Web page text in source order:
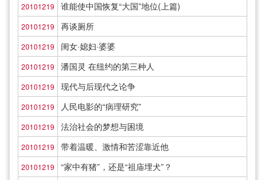
20101219 谁能使中国恢复“大国”地位(上篇)
20101219 再谈厕所
20101219 闺女·媳妇·婆婆
20101219 潘国灵 在纽约的第三种人
20101219 现代与后现代之论争
20101219 人民电影的“病理研究”
20101219 法治社会的梦想与困境
20101219 带着温暖、激情和苦涩靠近他
20101219 “家中有猪”，还是“祖庙埋犬”？